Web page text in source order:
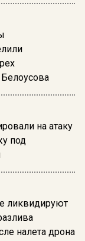
на атаку
под
ликвидируют
налета дрона